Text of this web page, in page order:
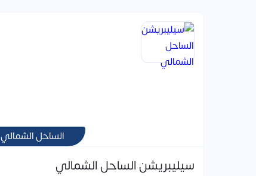
الساحل الشمالي
سيليبريشن الساحل الشمالي